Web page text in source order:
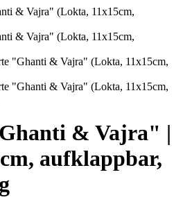
& Vajra" |
aufklappbar,